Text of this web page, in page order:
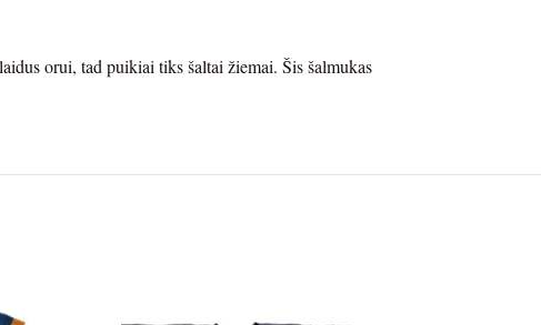
orui, tad puikiai tiks šaltai žiemai. Šis šalmukas